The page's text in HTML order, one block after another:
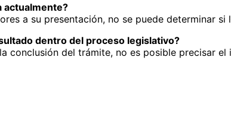
actualmente?
a su presentación, no se puede determinar
dentro del proceso legislativo?
conclusión del trámite, no es posible precisar